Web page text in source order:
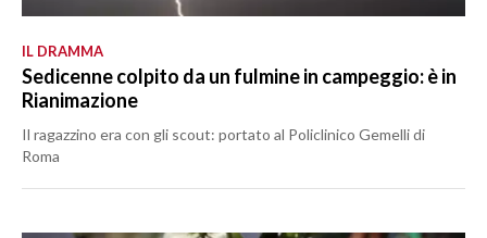
IL DRAMMA
Sedicenne colpito da un fulmine in campeggio: è in
Rianimazione
Il ragazzino era con gli scout: portato al Policlinico Gemelli di
Roma